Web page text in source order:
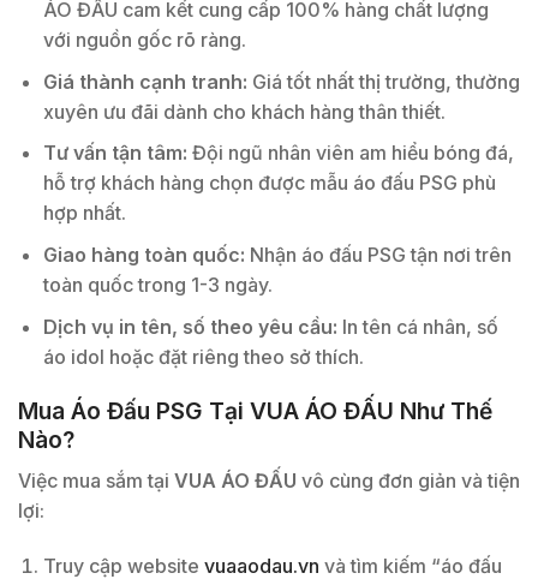
ÁO ĐẤU cam kết cung cấp 100% hàng chất lượng
với nguồn gốc rõ ràng.
Giá thành cạnh tranh: Giá tốt nhất thị trường, thường
xuyên ưu đãi dành cho khách hàng thân thiết.
Tư vấn tận tâm: Đội ngũ nhân viên am hiểu bóng đá,
hỗ trợ khách hàng chọn được mẫu áo đấu PSG phù
hợp nhất.
Giao hàng toàn quốc: Nhận áo đấu PSG tận nơi trên
toàn quốc trong 1-3 ngày.
Dịch vụ in tên, số theo yêu cầu: In tên cá nhân, số
áo idol hoặc đặt riêng theo sở thích.
Mua Áo Đấu PSG Tại VUA ÁO ĐẤU Như Thế
Nào?
Việc mua sắm tại VUA ÁO ĐẤU vô cùng đơn giản và tiện
lợi:
Truy cập website vuaaodau.vn và tìm kiếm “áo đấu